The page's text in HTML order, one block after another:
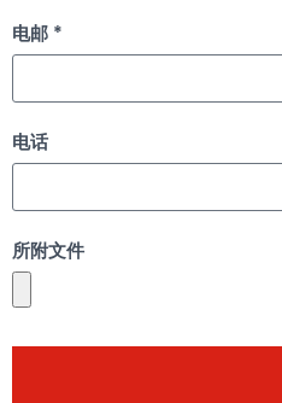
电邮 *
电话
所附文件